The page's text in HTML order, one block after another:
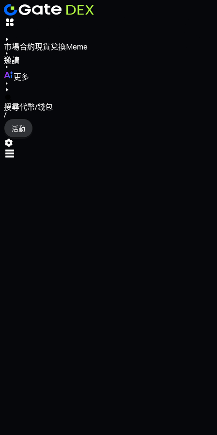
市場合約現貨兌換Meme
邀請
更多
搜尋代幣/錢包
/
活動